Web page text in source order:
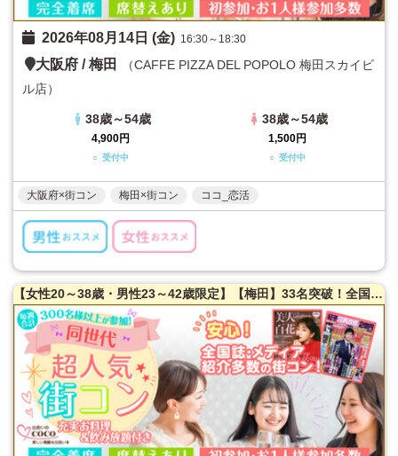
2026年08月14日 (金) 16:30～18:30
大阪府 /梅田
（CAFFE PIZZA DEL POPOLO 梅田スカイビ
ル店）
38歳～54歳
4,900円
○ 受付中
38歳～54歳
1,500円
○ 受付中
大阪府×街コン 梅田×街コン ココ_恋活
【女性20～38歳・男性23～42歳限定】【梅田】33名突破！全国誌・美人百花に取材を受けた大阪で一番出会える街コン♪超オシャレ隠れ家カフェ貸切☆同世代で楽しむ♪【充実お料理＆飲み放題付】【カジュアルな雰囲気】だから交流しやすい♪LINE交換自由＆席替えあり！